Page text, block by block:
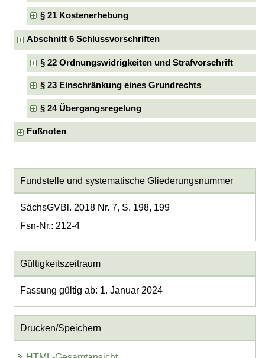
§ 21 Kostenerhebung
Abschnitt 6 Schlussvorschriften
§ 22 Ordnungswidrigkeiten und Strafvorschrift
§ 23 Einschränkung eines Grundrechts
§ 24 Übergangsregelung
Fußnoten
Fundstelle und systematische Gliederungsnummer
SächsGVBl. 2018 Nr. 7, S. 198, 199
Fsn-Nr.: 212-4
Gültigkeitszeitraum
Fassung gültig ab: 1. Januar 2024
Drucken/Speichern